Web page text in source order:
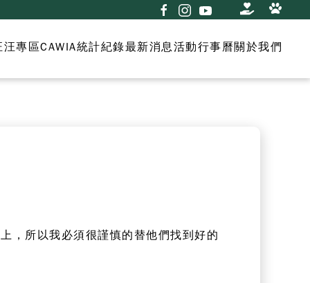
汪專區CAWIA統計紀錄最新消息活動行事曆關於我們
，所以我必須很謹慎的替他們找到好的